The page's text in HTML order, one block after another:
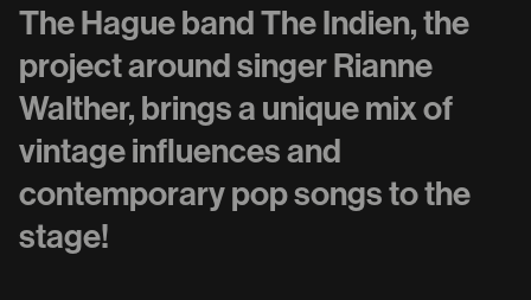
The Hague band The Indien, the
project around singer Rianne
Walther, brings a unique mix of
vintage influences and
contemporary pop songs to the
stage!